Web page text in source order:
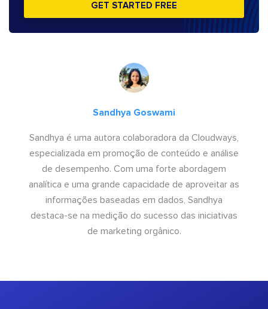
GET STARTED FREE
Sandhya Goswami
Sandhya é uma autora colaboradora da Cloudways,
especializada em promoção de conteúdo e análise
de desempenho. Com uma forte abordagem
analítica e uma grande capacidade de aproveitar as
informações baseadas em dados, Sandhya
destaca-se na medição do sucesso das iniciativas
de marketing orgânico.